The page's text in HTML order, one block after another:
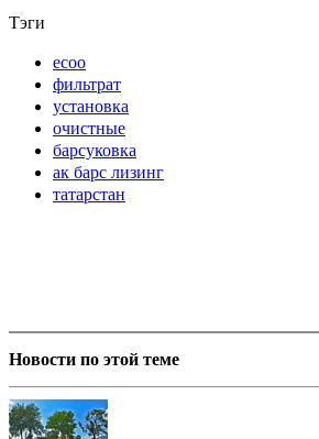
Тэги
есоо
фильтрат
установка
очистные
барсуковка
ак барс лизинг
татарстан
Новости по этой теме